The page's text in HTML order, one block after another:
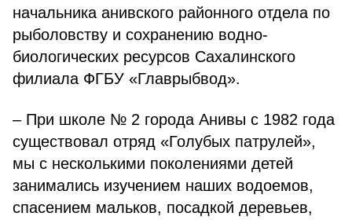
начальника анивского районного отдела по
рыболовству и сохранению водно-
биологических ресурсов Сахалинского
филиала ФГБУ «Главрыбвод».
– При школе № 2 города Анивы с 1982 года
существовал отряд «Голубых патрулей»,
мы с несколькими поколениями детей
занимались изучением наших водоемов,
спасением мальков, посадкой деревьев,